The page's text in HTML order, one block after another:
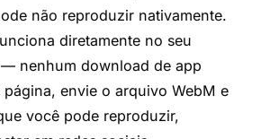
não reproduzir nativamente.
diretamente no seu
nenhum download de app
página, envie o arquivo WebM e
você pode reproduzir,